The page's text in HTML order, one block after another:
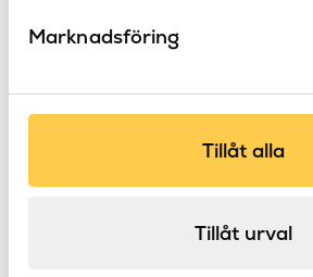
Marknadsföring
Tillåt alla
Tillåt urval